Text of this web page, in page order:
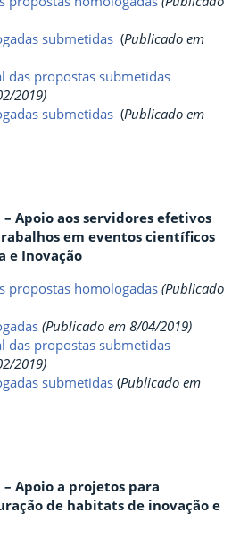
submetidas (Publicado em
das propostas submetidas
2019)
submetidas (Publicado em
– Apoio aos servidores efetivos
em eventos científicos
e Inovação
propostas homologadas (Publicado
(Publicado em 8/04/2019)
das propostas submetidas
2019)
submetidas (Publicado em
– Apoio a projetos para
de habitats de inovação e